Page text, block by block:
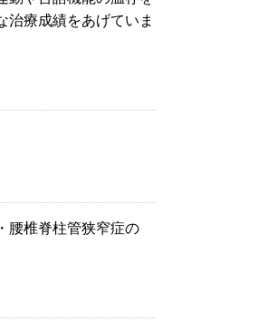
治療成績をあげていま
腰椎脊柱管狭窄症の